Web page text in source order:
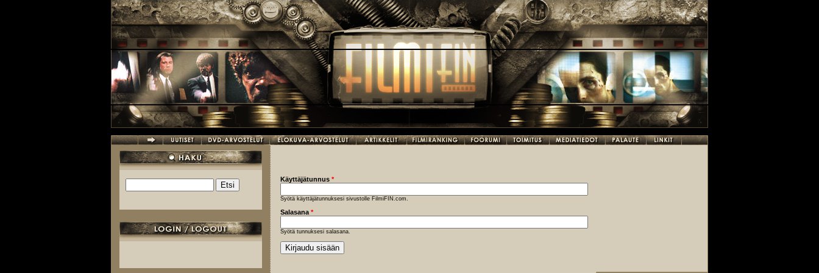
Hakulomake
Käyttäjätunnus *
Syötä käyttäjätunnuksesi sivustolle FilmiFIN.com.
Salasana *
Syötä tunnuksesi salasana.